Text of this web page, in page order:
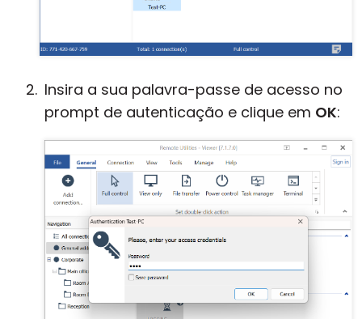
Insira a sua palavra-passe de acesso no
prompt de autenticação e clique em OK: